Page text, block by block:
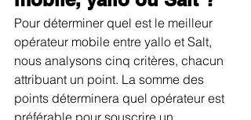
Pour déterminer quel est le meilleur
opérateur mobile entre yallo et Salt,
nous analysons cinq critères, chacun
attribuant un point. La somme des
points déterminera quel opérateur est
préférable pour souscrire un